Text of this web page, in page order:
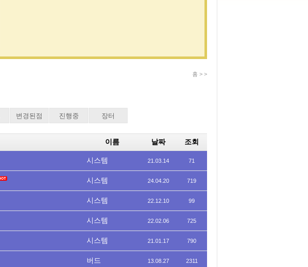
홈 > >
변경된점 진행중 장터
이름 날짜 조회
시스템 21.03.14 71
시스템 24.04.20 719
시스템 22.12.10 99
시스템 22.02.06 725
시스템 21.01.17 790
버드 13.08.27 2311